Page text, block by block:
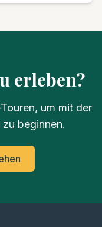
erleben?
um mit der
beginnen.